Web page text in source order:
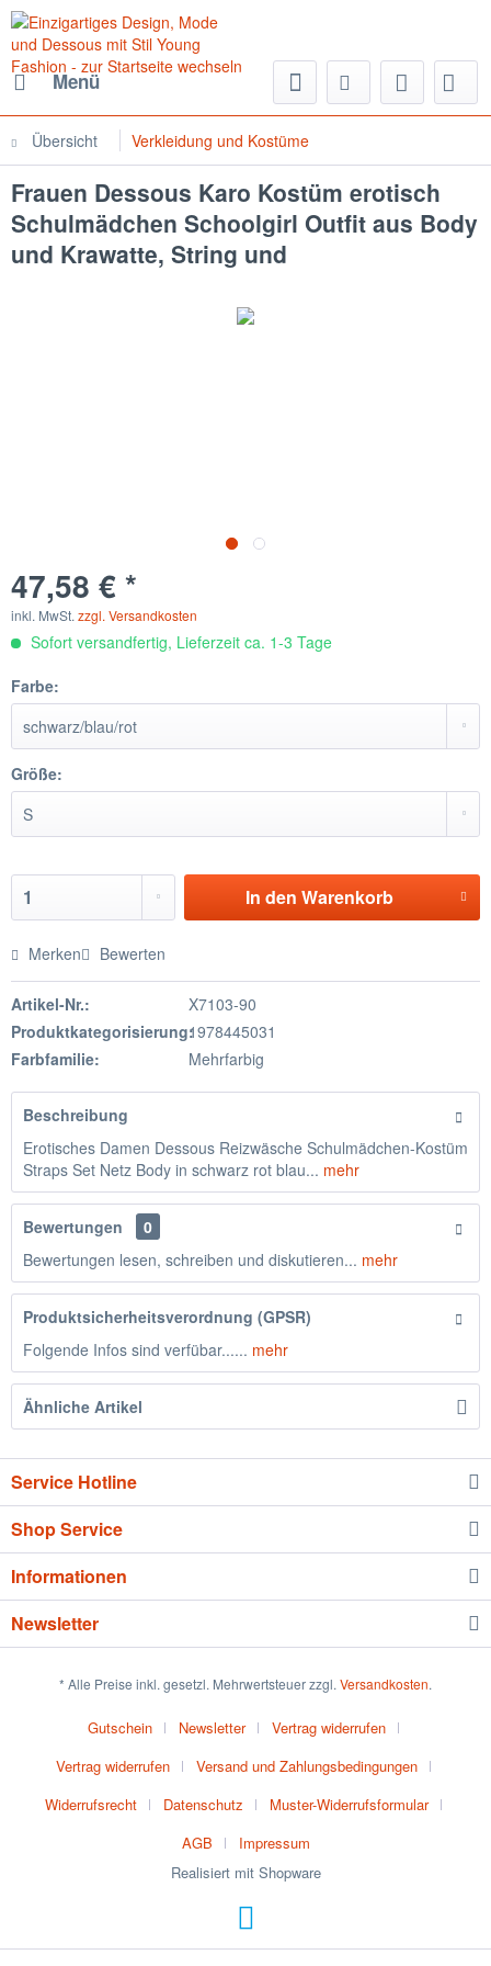
Menü
Übersicht Verkleidung und Kostüme
Frauen Dessous Karo Kostüm erotisch
Schulmädchen Schoolgirl Outfit aus Body
und Krawatte, String und
47,58 € *
inkl. MwSt. zzgl. Versandkosten
Sofort versandfertig, Lieferzeit ca. 1-3 Tage
Farbe:
Größe:
In den Warenkorb
Merken Bewerten
Artikel-Nr.:
X7103-90
Produktkategorisierung:1978445031
Farbfamilie:
Mehrfarbig
Beschreibung
Erotisches Damen Dessous Reizwäsche Schulmädchen-Kostüm
Straps Set Netz Body in schwarz rot blau... mehr
Bewertungen
0
Bewertungen lesen, schreiben und diskutieren... mehr
Produktsicherheitsverordnung (GPSR)
Folgende Infos sind verfübar...... mehr
Ähnliche Artikel
Service Hotline
Shop Service
Informationen
Newsletter
* Alle Preise inkl. gesetzl. Mehrwertsteuer zzgl. Versandkosten.
Gutschein Newsletter
Vertrag widerrufen
Vertrag widerrufen
Versand und Zahlungsbedingungen
Widerrufsrecht
Datenschutz
Muster-Widerrufsformular
AGB
Impressum
Realisiert mit Shopware